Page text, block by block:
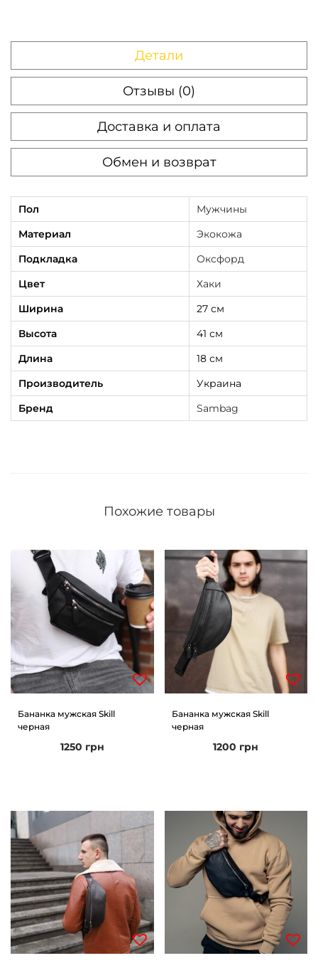
p
х
и
Детали
Отзывы (0)
Доставка и оплата
Обмен и возврат
Пол
Мужчины
Материал
Экокожа
Подкладка
Оксфорд
Цвет
Хаки
Ширина
27 см
Высота
41 см
Длина
18 см
Производитель
Украина
Бренд
Sambag
Похожие товары
Бананка мужская Skill
черная
1250 грн
Бананка мужская Skill
черная
1200 грн